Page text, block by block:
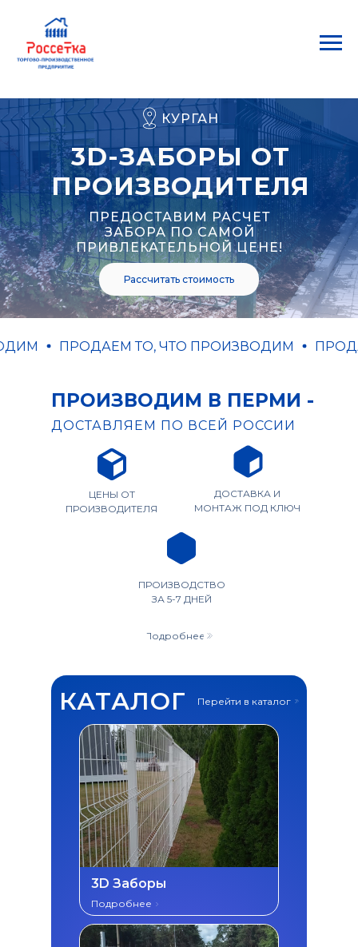
ПРЕДОСТАВИМ РАСЧЕТ
ЗАБОРА ПО САМОЙ
ПРИВЛЕКАТЕЛЬНОЙ ЦЕНЕ!
3D-ЗАБОРЫ ОТ
ПРОИЗВОДИТЕЛЯ
Рассчитать стоимость
КУРГАН
ПРОДАЕМ ТО, ЧТО ПРОИЗВОДИМ
ДОСТАВЛЯЕМ ПО ВСЕЙ РОССИИ
ПРОИЗВОДИМ В ПЕРМИ -
Подробнее
ПРОИЗВОДСТВО
ЗА 5-7 ДНЕЙ
ДОСТАВКА И
МОНТАЖ ПОД КЛЮЧ
ЦЕНЫ ОТ
ПРОИЗВОДИТЕЛЯ
3D Заборы
Подробнее
КАТАЛОГ Перейти в каталог